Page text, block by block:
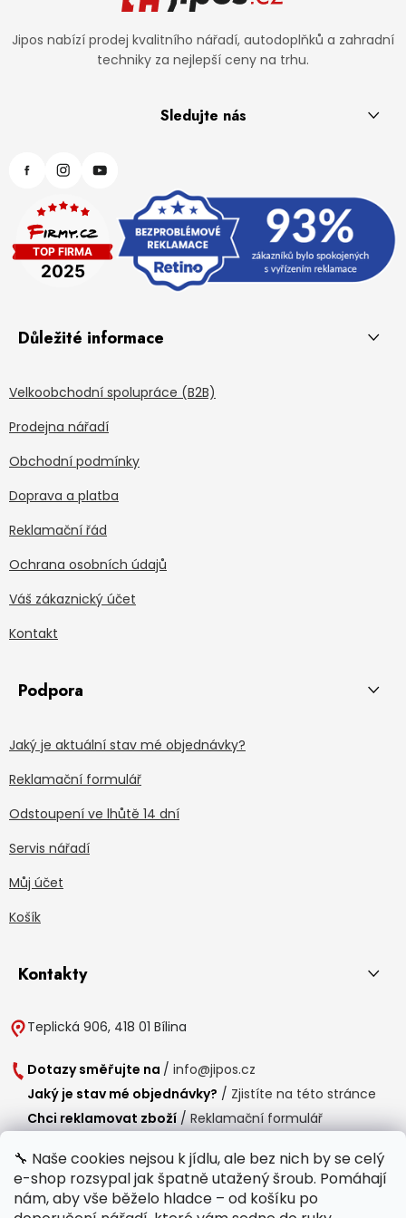
🔧 Naše cookies nejsou k jídlu, ale bez nich by se celý
e-shop rozsypal jak špatně utažený šroub. Pomáhají
nám, aby vše běželo hladce – od košíku po
Jipos nabízí prodej kvalitního nářadí, autodoplňků a zahradní
techniky za nejlepší ceny na trhu.
Sledujte nás
Důležité informace
Velkoobchodní spolupráce (B2B)
Prodejna nářadí
Obchodní podmínky
Doprava a platba
Reklamační řád
Ochrana osobních údajů
Váš zákaznický účet
Kontakt
Podpora
Jaký je aktuální stav mé objednávky?
Reklamační formulář
Odstoupení ve lhůtě 14 dní
Servis nářadí
Můj účet
Košík
Kontakty
Teplická 906, 418 01 Bílina
Dotazy směřujte na / info@jipos.cz
Jaký je stav mé objednávky? / Zjistíte na této stránce
Chci reklamovat zboží / Reklamační formulář
Provozní doba
Po-Čt / 8:00 - 15:00